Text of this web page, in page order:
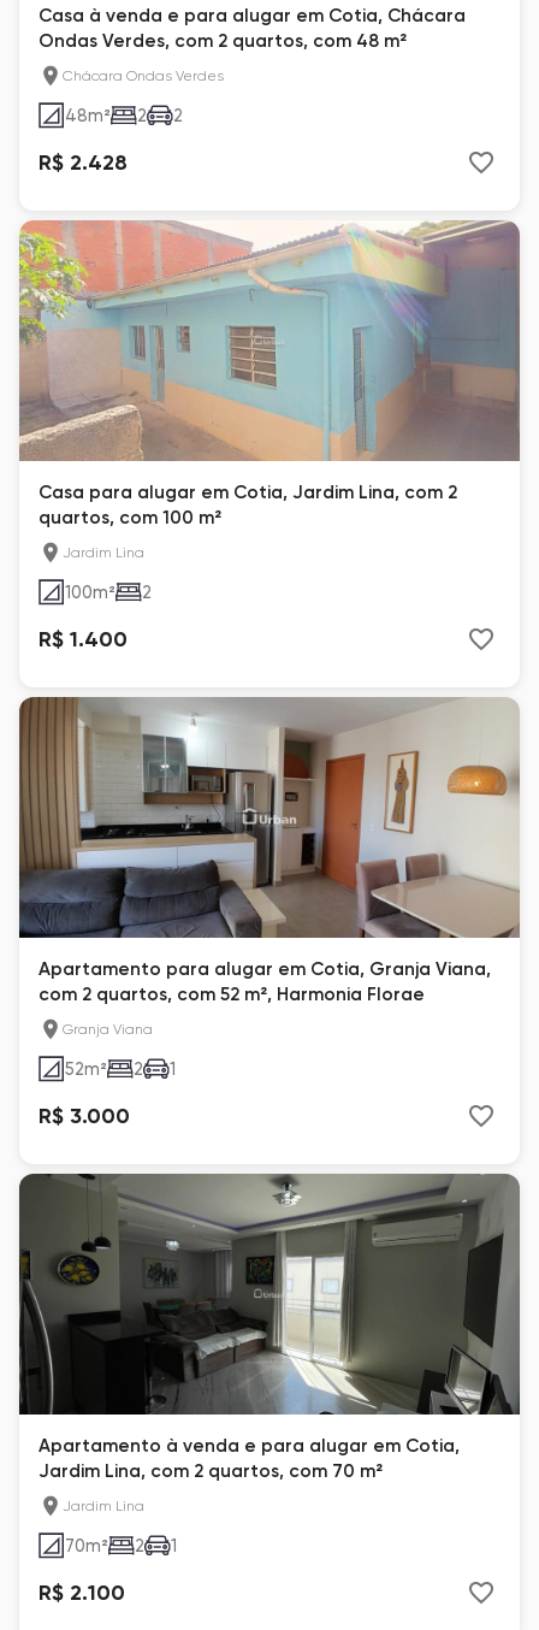
Casa à venda e para alugar em Cotia, Chácara
Ondas Verdes, com 2 quartos, com 48 m²
Chácara Ondas Verdes
48m² 2 2
R$ 2.428
Casa para alugar em Cotia, Jardim Lina, com 2
quartos, com 100 m²
Jardim Lina
100m² 2
R$ 1.400
Apartamento para alugar em Cotia, Granja Viana,
com 2 quartos, com 52 m², Harmonia Florae
Granja Viana
52m² 2 1
R$ 3.000
Apartamento à venda e para alugar em Cotia,
Jardim Lina, com 2 quartos, com 70 m²
Jardim Lina
70m² 2 1
R$ 2.100